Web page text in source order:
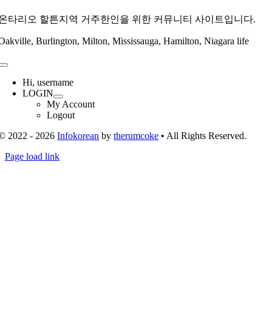
타리오 할튼지역 거주한인을 위한 커뮤니티 사이트입니다.
Burlington, Milton, Mississauga, Hamilton, Niagara life
Toggle
NavigationHi, username
LOGIN
My Account
Logout
2022 - 2026Infokorean bytherumcoke • All Rights Reserved.
Toggle
Page load link